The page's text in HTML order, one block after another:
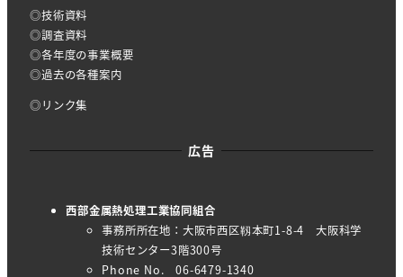
◎技術資料
◎調査資料
◎各年度の事業概要
◎過去の各種案内
◎リンク集
広告
西部金属熱処理工業協同組合
事務所所在地：大阪市西区靱本町1-8-4 大阪科学
技術センター3階300号
Phone No. 06-6479-1340